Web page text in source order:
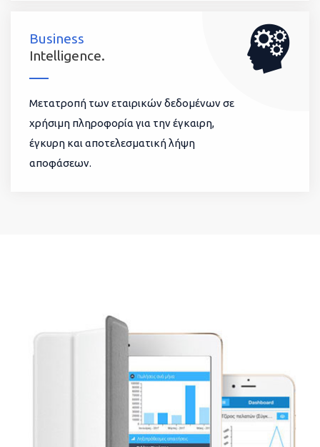
Business
Intelligence.
Μετατροπή των εταιρικών δεδομένων σε
χρήσιμη πληροφορία για την έγκαιρη,
έγκυρη και αποτελεσματική λήψη
αποφάσεων.